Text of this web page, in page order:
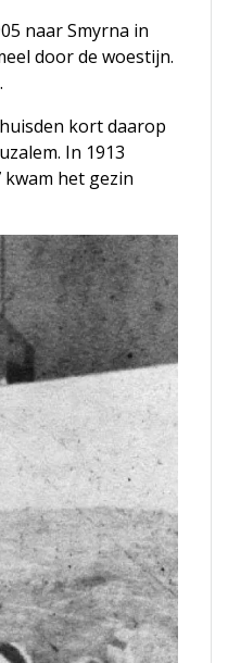
naar Smyrna in
door de woestijn.
kort daarop
In 1913
kwam het gezin